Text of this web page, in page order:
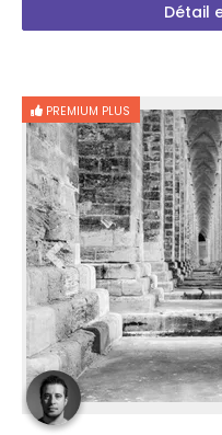
Détail
PREMIUM PLUS